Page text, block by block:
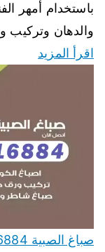
باستخدام أمهر
والدهان وتركيب
اقرأ المزيد